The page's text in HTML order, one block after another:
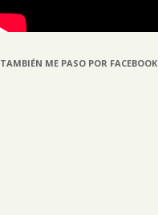
TAMBIÉN ME PASO POR FACEBOOK